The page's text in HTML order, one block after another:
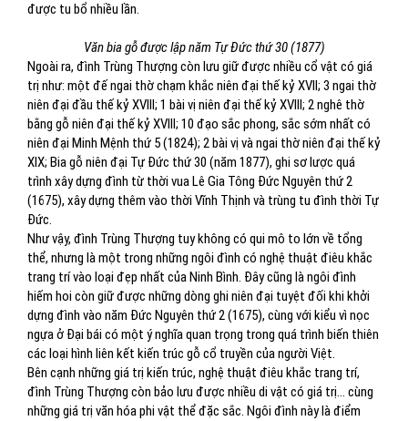
được tu bổ nhiều lần.
Văn bia gỗ được lập năm Tự Đức thứ 30 (1877)
Ngoài ra, đình Trùng Thượng còn lưu giữ được nhiều cổ vật có giá
trị như: một đế ngai thờ chạm khắc niên đại thế kỷ XVII; 3 ngai thờ
niên đại đầu thế kỷ XVIII; 1 bài vị niên đại thế kỷ XVIII; 2 nghê thờ
bằng gỗ niên đại thế kỷ XVIII; 10 đạo sắc phong, sắc sớm nhất có
niên đại Minh Mệnh thứ 5 (1824); 2 bài vị và ngai thờ niên đại thế kỷ
XIX; Bia gỗ niên đại Tự Đức thứ 30 (năm 1877), ghi sơ lược quá
trình xây dựng đình từ thời vua Lê Gia Tông Đức Nguyên thứ 2
(1675), xây dựng thêm vào thời Vĩnh Thịnh và trùng tu đình thời Tự
Đức.
Như vậy, đình Trùng Thượng tuy không có qui mô to lớn về tổng
thể, nhưng là một trong những ngôi đình có nghệ thuật điêu khắc
trang trí vào loại đẹp nhất của Ninh Bình. Đây cũng là ngôi đình
hiếm hoi còn giữ được những dòng ghi niên đại tuyệt đối khi khởi
dựng đình vào năm Đức Nguyên thứ 2 (1675), cùng với kiểu vì nọc
ngựa ở Đại bái có một ý nghĩa quan trọng trong quá trình biến thiên
các loại hình liên kết kiến trúc gỗ cổ truyền của người Việt.
Bên cạnh những giá trị kiến trúc, nghệ thuật điêu khắc trang trí,
đình Trùng Thượng còn bảo lưu được nhiều di vật có giá trị… cùng
những giá trị văn hóa phi vật thể đặc sắc. Ngôi đình này là điểm